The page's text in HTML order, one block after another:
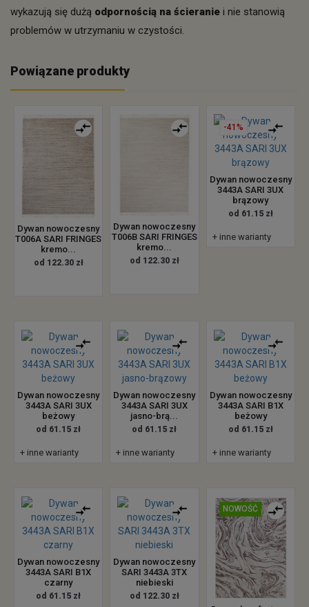
wykazują się dużą odpornością na ścieranie i nie stanowią
problemów w utrzymaniu w czystości.
Powiązane produkty
Dywan nowoczesny
T006A SARI FRINGES
kremo...
od 122.30 zł
Dywan nowoczesny
T006B SARI FRINGES
kremo...
od 122.30 zł
-41%
Dywan nowoczesny
3443A SARI 3UX
brązowy
od 61.15 zł
+ inne warianty
Dywan nowoczesny
3443A SARI 3UX
beżowy
od 61.15 zł
+ inne warianty
Dywan nowoczesny
3443A SARI 3UX
jasno-brą...
od 61.15 zł
+ inne warianty
Dywan nowoczesny
3443A SARI B1X
beżowy
od 61.15 zł
+ inne warianty
Dywan nowoczesny
3443A SARI B1X
czarny
od 61.15 zł
Dywan nowoczesny
SARI 3443A 3TX
niebieski
od 122.30 zł
NOWOŚĆ